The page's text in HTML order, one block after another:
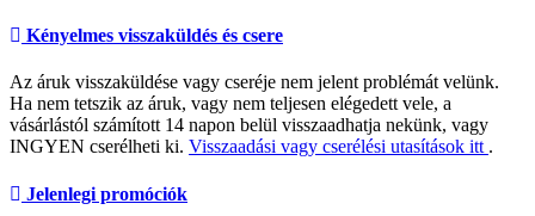
Kényelmes visszaküldés és csere
Az áruk visszaküldése vagy cseréje nem jelent problémát velünk.
Ha nem tetszik az áruk, vagy nem teljesen elégedett vele, a
vásárlástól számított 14 napon belül visszaadhatja nekünk, vagy
INGYEN cserélheti ki. Visszaadási vagy cserélési utasítások itt .
Jelenlegi promóciók